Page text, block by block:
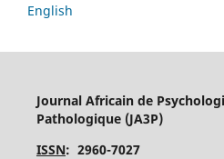
English
Journal Africain de
Pathologique (JA3P)
ISSN: 2960-7027